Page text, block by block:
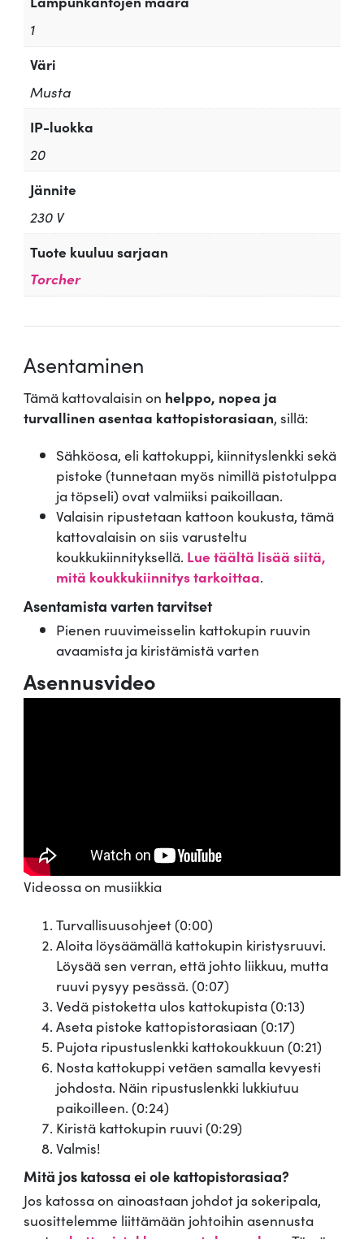
1
Väri
Musta
IP-luokka
20
Jännite
230 V
Tuote kuuluu sarjaan
Torcher
Asentaminen
Tämä kattovalaisin on helppo, nopea ja
turvallinen asentaa kattopistorasiaan, sillä:
Sähköosa, eli kattokuppi, kiinnityslenkki sekä
pistoke (tunnetaan myös nimillä pistotulppa
ja töpseli) ovat valmiiksi paikoillaan.
Valaisin ripustetaan kattoon koukusta, tämä
kattovalaisin on siis varusteltu
koukkukiinnityksellä. Lue täältä lisää siitä,
mitä koukkukiinnitys tarkoittaa.
Asentamista varten tarvitset
Pienen ruuvimeisselin kattokupin ruuvin
avaamista ja kiristämistä varten
Asennusvideo
Videossa on musiikkia
Turvallisuusohjeet (0:00)
Aloita löysäämällä kattokupin kiristysruuvi.
Löysää sen verran, että johto liikkuu, mutta
ruuvi pysyy pesässä. (0:07)
Vedä pistoketta ulos kattokupista (0:13)
Aseta pistoke kattopistorasiaan (0:17)
Pujota ripustuslenkki kattokoukkuun (0:21)
Nosta kattokuppi vetäen samalla kevyesti
johdosta. Näin ripustuslenkki lukkiutuu
paikoilleen. (0:24)
Kiristä kattokupin ruuvi (0:29)
Valmis!
Mitä jos katossa ei ole kattopistorasiaa?
Jos katossa on ainoastaan johdot ja sokeripala,
suosittelemme liittämään johtoihin asennusta